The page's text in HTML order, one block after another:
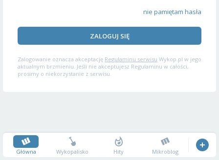
nie pamiętam hasła
ZALOGUJ SIĘ
Zalogowanie oznacza akceptację Regulaminu serwisu Wykop.pl w jego
aktualnym brzmieniu. Jeśli nie akceptujesz Regulaminu w całości,
prosimy o niekorzystanie z serwisu.
Główna Wykopalisko Hity Mikroblog